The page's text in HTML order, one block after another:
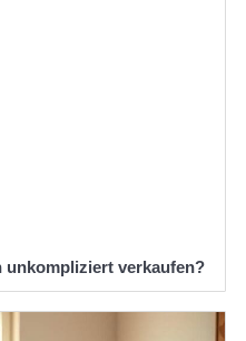
unkompliziert verkaufen?